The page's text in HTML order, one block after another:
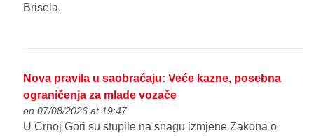
Brisela.
Nova pravila u saobraćaju: Veće kazne, posebna
ograničenja za mlade vozače
on 07/08/2026 at 19:47
U Crnoj Gori su stupile na snagu izmjene Zakona o